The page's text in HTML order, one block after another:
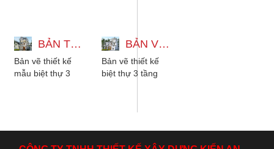
đình...
phù hợp...
BẢN THIẾT KẾ MẪU BIỆT THỰ 3 TẦNG TÂN CỔ ĐIỂN ĐẸP KÈM NỘI THẤT
Bản vẽ thiết kế
mẫu biệt thự 3
BẢN VẼ THIẾT KẾ BIỆT THỰ 3 TẦNG MÁI NHẬT TÂN CỔ ĐIỂN 3 PHÒNG NGỦ
Bản vẽ thiết kế
biệt thự 3 tầng
vừa tiện nghi...